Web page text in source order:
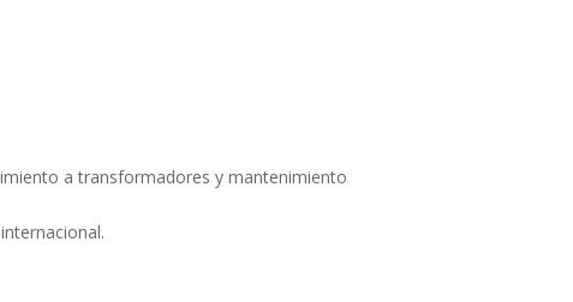
a transformadores y mantenimiento